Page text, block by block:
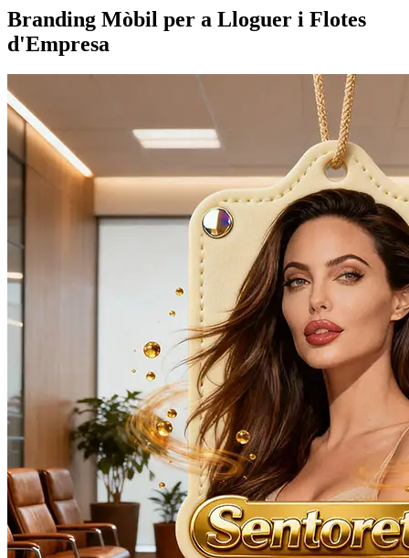
Branding Mòbil per a Lloguer i Flotes
d'Empresa